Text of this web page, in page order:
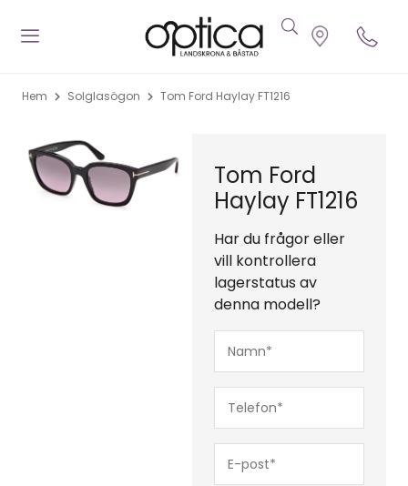
Hem Solglasögon Tom Ford Haylay FT1216
Tom Ford
Haylay FT1216
Har du frågor eller
vill kontrollera
lagerstatus av
denna modell?
post*